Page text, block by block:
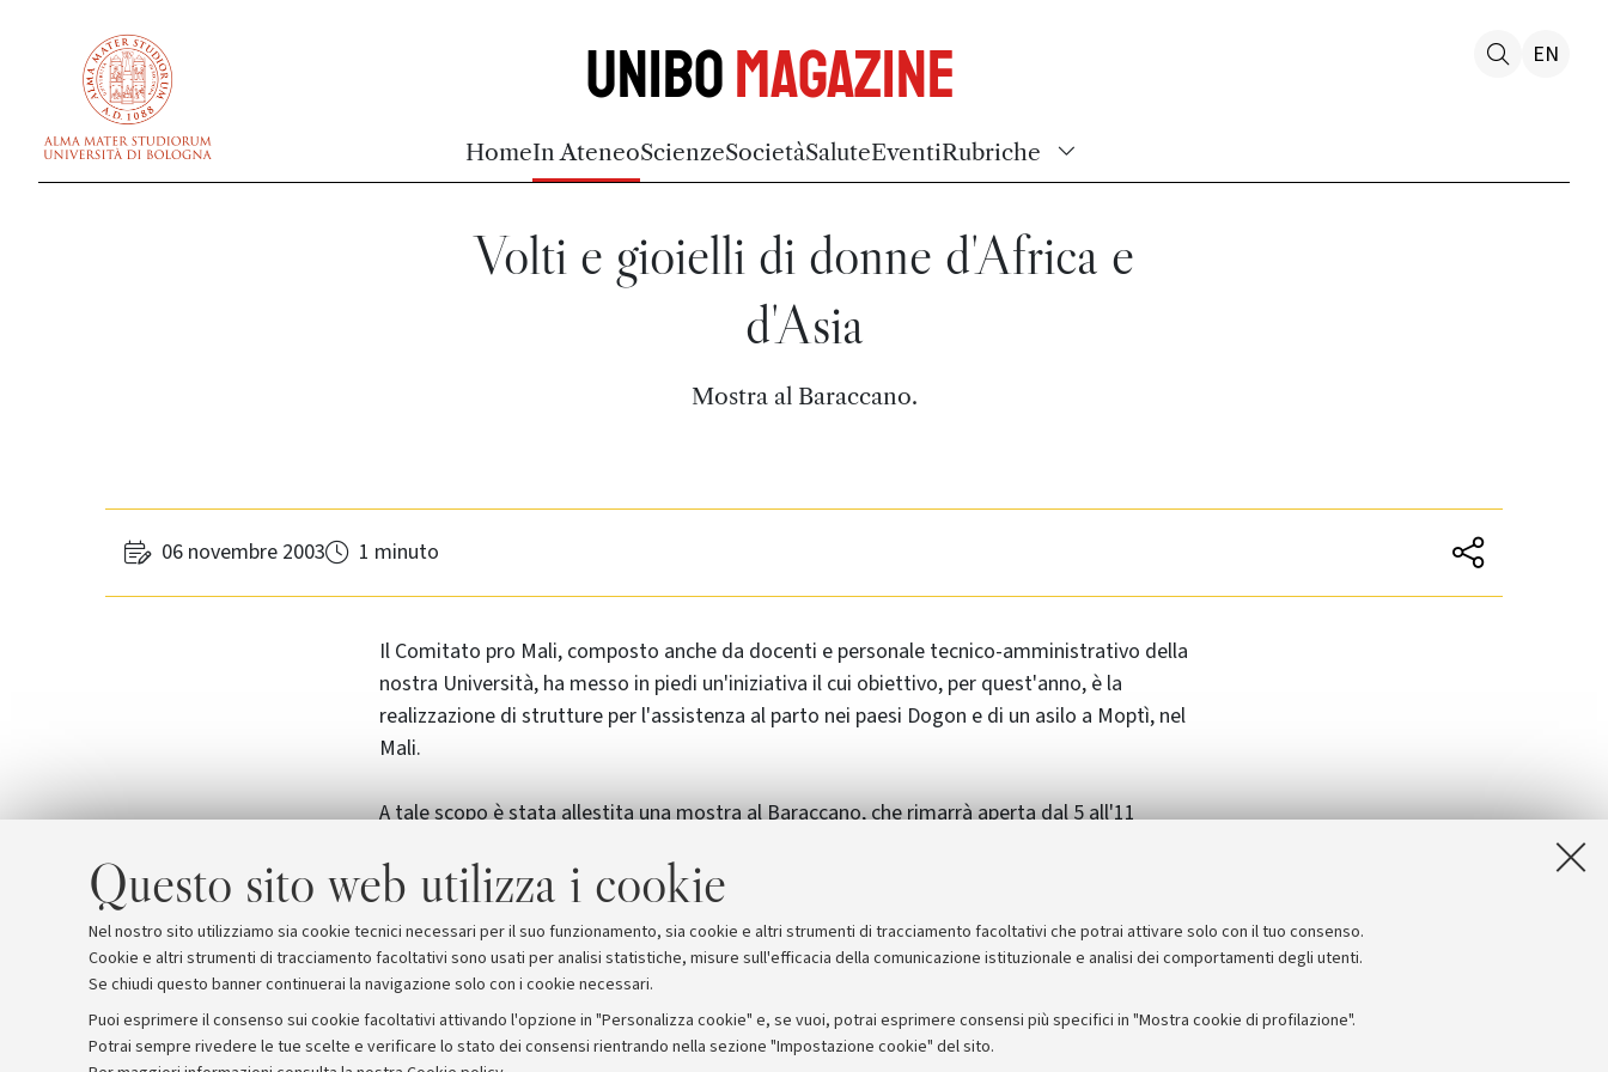
Questo sito web utilizza i cookie
Nel nostro sito utilizziamo sia cookie tecnici necessari per il suo funzionamento, sia cookie e altri strumenti di tracciamento facoltativi che potrai attivare solo con il tuo consenso.
Cookie e altri strumenti di tracciamento facoltativi sono usati per analisi statistiche, misure sull'efficacia della comunicazione istituzionale e analisi dei comportamenti degli utenti.
Se chiudi questo banner continuerai la navigazione solo con i cookie necessari.
Puoi esprimere il consenso sui cookie facoltativi attivando l'opzione in "Personalizza cookie" e, se vuoi, potrai esprimere consensi più specifici in "Mostra cookie di profilazione".
Potrai sempre rivedere le tue scelte e verificare lo stato dei consensi rientrando nella sezione "Impostazione cookie" del sito.
UniboMagazine
HomeIn AteneoScienzeSocietàSaluteEventiRubriche
EN
Volti e gioielli di donne d'Africa e
d'Asia
Mostra al Baraccano.
06 novembre 2003 1 minuto
Il Comitato pro Mali, composto anche da docenti e personale tecnico-amministrativo della
nostra Università, ha messo in piedi un'iniziativa il cui obiettivo, per quest'anno, è la
realizzazione di strutture per l'assistenza al parto nei paesi Dogon e di un asilo a Moptì, nel
Mali.
A tale scopo è stata allestita una mostra al Baraccano, che rimarrà aperta dal 5 all'11
Archivio Comunicati stampa Redazione Rassegna stampa